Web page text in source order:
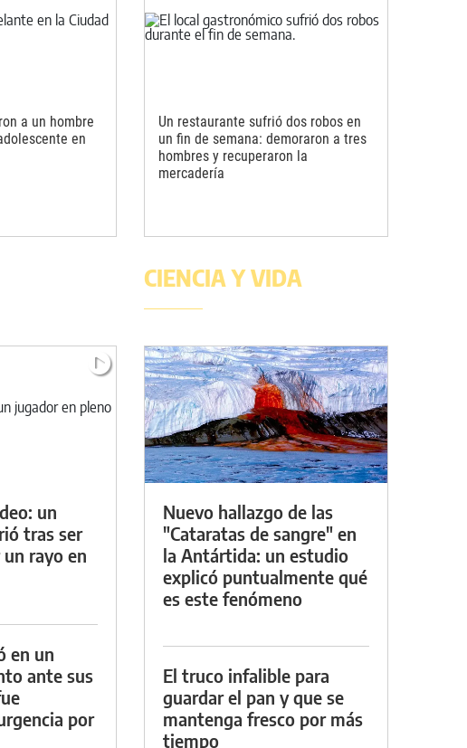
a un hombre
en
Un restaurante sufrió dos robos en
un fin de semana: demoraron a tres
hombres y recuperaron la
mercadería
un
tras ser
rayo en
en un
ante sus
por
CIENCIA Y VIDA
Nuevo hallazgo de las
"Cataratas de sangre" en
la Antártida: un estudio
explicó puntualmente qué
es este fenómeno
El truco infalible para
guardar el pan y que se
mantenga fresco por más
tiempo